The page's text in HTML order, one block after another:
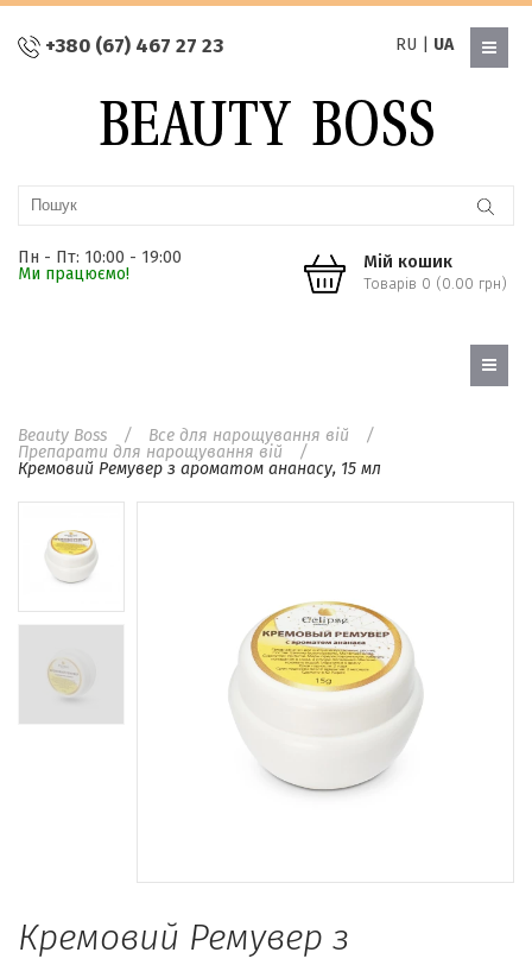
+380 (67) 467 27 23 RU UA
Пн - Пт: 10:00 - 19:00
Ми працюємо!
Мій кошик
Товарів 0 (0.00 грн)
Beauty Boss
Все для нарощування вій
Препарати для нарощування вій
Кремовий Ремувер з ароматом ананасу, 15 мл
Кремовий Ремувер з